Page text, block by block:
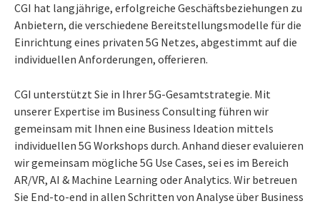
CGI hat langjährige, erfolgreiche Geschäftsbeziehungen zu
Anbietern, die verschiedene Bereitstellungsmodelle für die
Einrichtung eines privaten 5G Netzes, abgestimmt auf die
individuellen Anforderungen, offerieren.
CGI unterstützt Sie in Ihrer 5G-Gesamtstrategie. Mit
unserer Expertise im Business Consulting führen wir
gemeinsam mit Ihnen eine Business Ideation mittels
individuellen 5G Workshops durch. Anhand dieser evaluieren
wir gemeinsam mögliche 5G Use Cases, sei es im Bereich
AR/VR, AI & Machine Learning oder Analytics. Wir betreuen
Sie End-to-end in allen Schritten von Analyse über Business